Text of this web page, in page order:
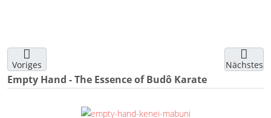
Voriges Nächstes
Empty Hand - The Essence of Budô Karate